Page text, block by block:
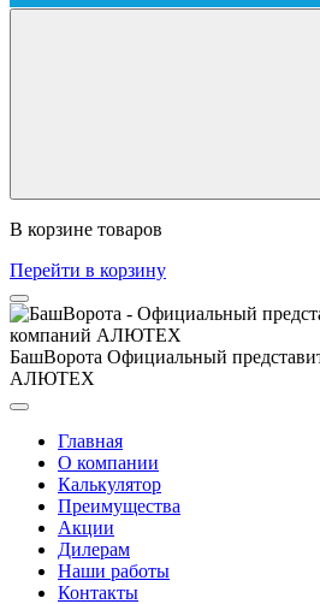
В корзине товаров
Перейти в корзину
БашВорота Официальный
АЛЮТЕХ
Главная
О компании
Калькулятор
Преимущества
Акции
Дилерам
Наши работы
Контакты